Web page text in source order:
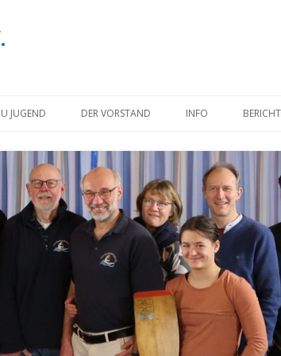
Inhalt
JUGEND DER VORSTAND INFO
INFORMATIONEN
DOWNLOADS
IMPRESSUM